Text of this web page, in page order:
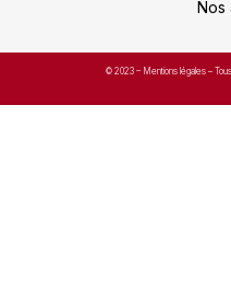
Nos
© 2023 – Mentions légales –